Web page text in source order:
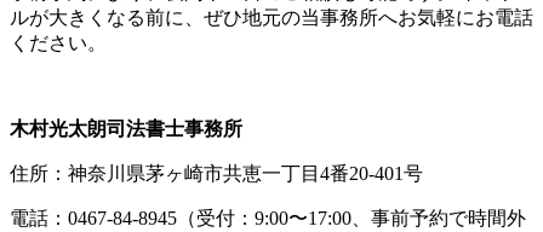
ルが大きくなる前に、ぜひ地元の当事務所へお気軽にお電話
ください。
木村光太朗司法書士事務所
住所：神奈川県茅ヶ崎市共恵一丁目4番20-401号
電話：0467-84-8945（受付：9:00〜17:00、事前予約で時間外